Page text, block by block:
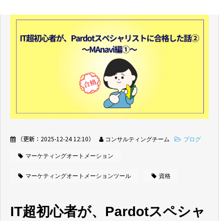
（更新： 2025-12-24 12:10） コンサルティングチーム ブログ
マーケティングオートメーション
マーケティングオートメーションツール 資格
IT超初心者が、Pardotスペシャ